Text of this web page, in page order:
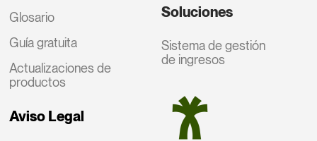
Glosario
Guía gratuita
Actualizaciones de
productos
Aviso Legal
Soluciones
Sistema de gestión
de ingresos